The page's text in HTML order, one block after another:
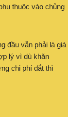
thuộc vào chủng
đầu vẫn phải là giá
lý vì dù khăn
chi phí đắt thì